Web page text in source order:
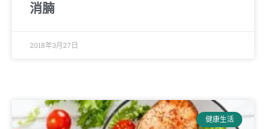
消腩
2018年3月27日
健康生活